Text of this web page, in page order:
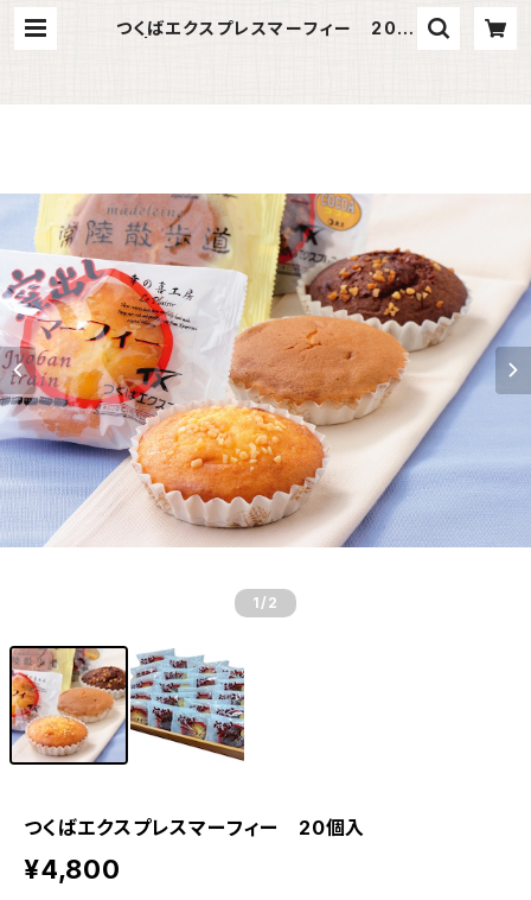
つくばエクスプレスマーフィー 20個
1 /2
つくばエクスプレスマーフィー 20個入
¥4,800